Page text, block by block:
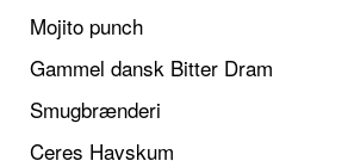
Mojito punch
Gammel dansk Bitter Dram
Smugbrænderi
Ceres Havskum